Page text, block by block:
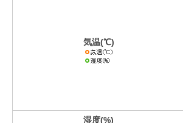
気温(℃)
湿度(%)